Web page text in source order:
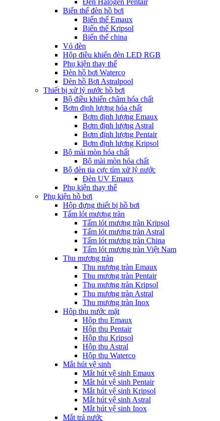
Đèn Halogen Pentair
Biến thế đèn hồ bơi
Biến thế Emaux
Biến thế Kripsol
Biến thế china
Vỏ đèn
Hộp điều khiển đèn LED RGB
Phụ kiện thay thế
Đèn hồ bơi Waterco
Đèn hồ Bơi Astralpool
Thiết bị xử lý nước hồ bơi
Bộ điều khiển châm hóa chất
Bơm định lượng hóa chất
Bơm định lượng Emaux
Bơm định lượng Astral
Bơm định lượng Pentair
Bơm định lượng Kripsol
Bộ mài mòn hóa chất
Bộ mài mòn hóa chất
Bộ đèn tia cực tím xử lý nước
Đèn UV Emaux
Phụ kiện thay thế
Phụ kiện hồ bơi
Hộp đựng thiết bị hồ bơi
Tấm lót mương tràn
Tấm lót mương tràn Kripsol
Tấm lót mương tràn Astral
Tấm lót mương tràn China
Tấm lót mương tràn Việt Nam
Thu mương tràn
Thu mương tràn Emaux
Thu mương tràn Pentair
Thu mương tràn Kripsol
Thu mương tràn Astral
Thu mương tràn Inox
Hôp thu nước mặt
Hộp thu Emaux
Hộp thu Pentair
Hộp thu Kripsol
Hộp thu Astral
Hộp thu Waterco
Mắt hút vệ sinh
Mắt hút vệ sinh Emaux
Mắt hút vệ sinh Pentair
Mắt hút vệ sinh Kripsol
Mắt hút vệ sinh Astral
Mắt hút vệ sinh Inox
Mắt trả nước